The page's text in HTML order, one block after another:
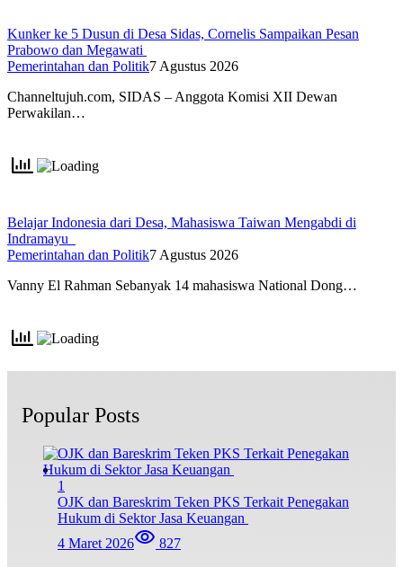
Kunker ke 5 Dusun di Desa Sidas, Cornelis Sampaikan Pesan
Prabowo dan Megawati
Pemerintahan dan Politik7 Agustus 2026
Channeltujuh.com, SIDAS – Anggota Komisi XII Dewan
Perwakilan…
Belajar Indonesia dari Desa, Mahasiswa Taiwan Mengabdi di
Indramayu
Pemerintahan dan Politik7 Agustus 2026
Vanny El Rahman Sebanyak 14 mahasiswa National Dong…
Popular Posts
1
OJK dan Bareskrim Teken PKS Terkait Penegakan
Hukum di Sektor Jasa Keuangan
4 Maret 2026
827